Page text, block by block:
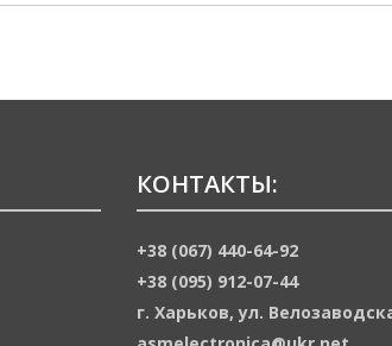
КОНТАКТЫ:
+38 (067) 440-64-92
+38 (095) 912-07-44
г. Харьков, ул.